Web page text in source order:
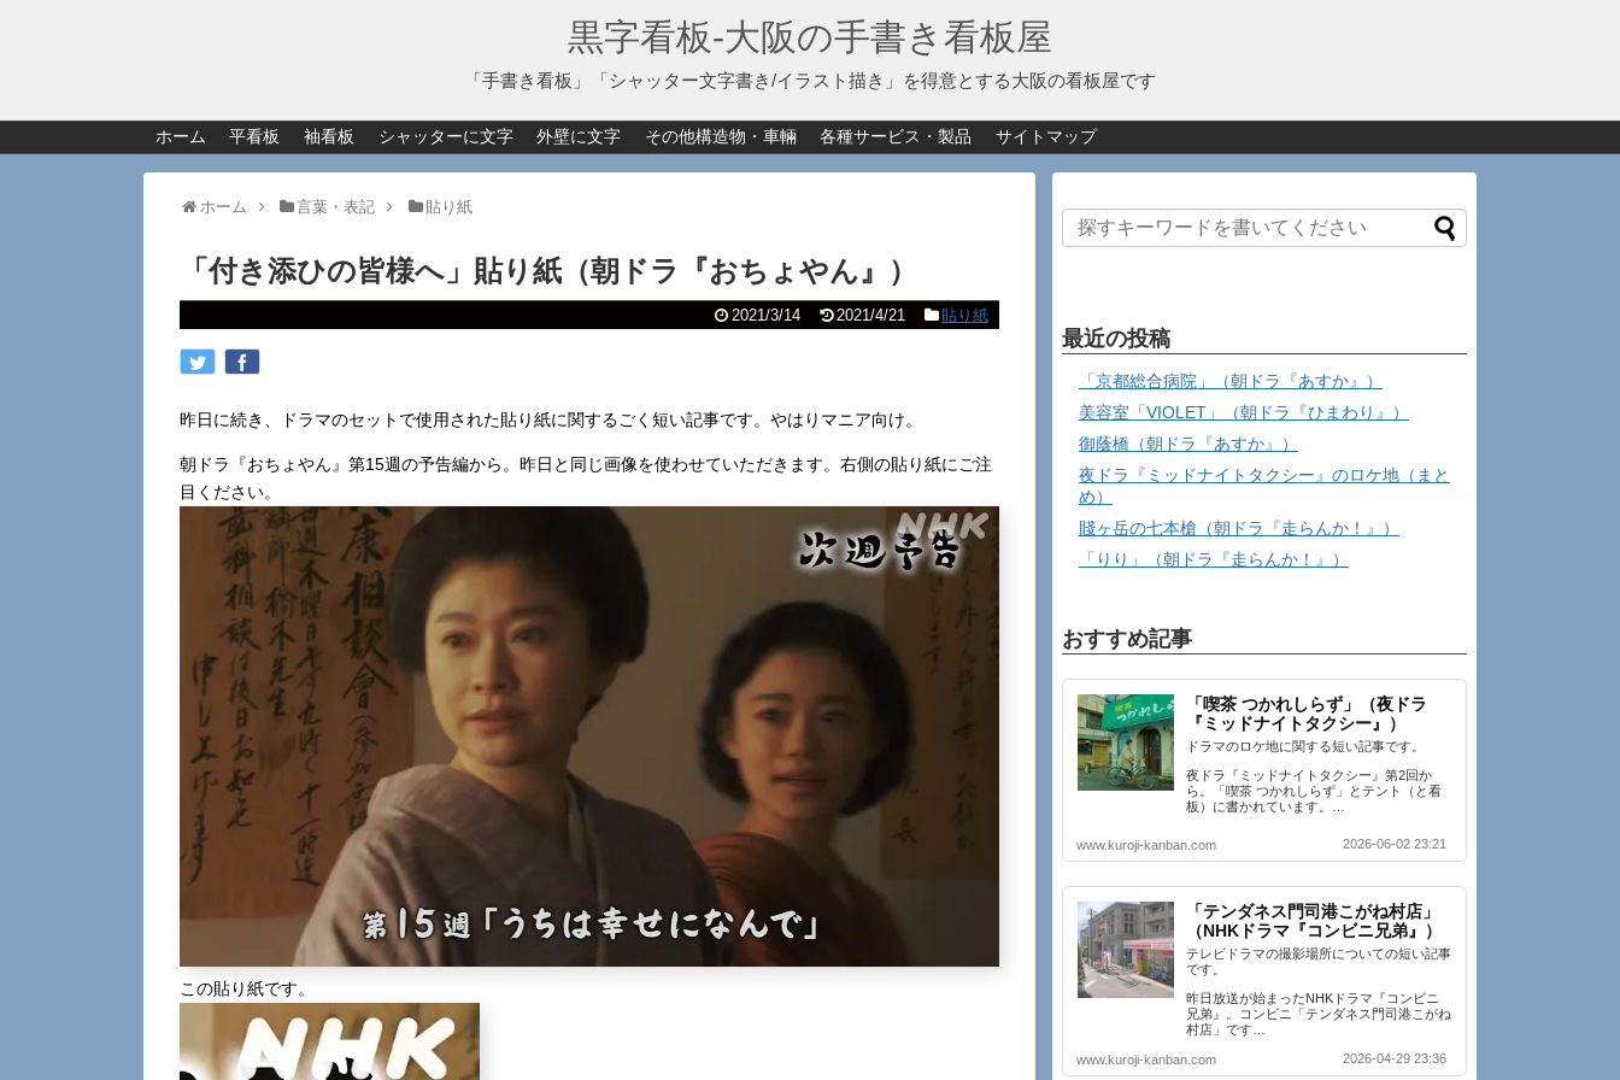
黒字看板‐大阪の手書き看板屋
「手書き看板」「シャッター文字書き/イラスト描き」を得意とする大阪の看板屋です
ホーム 平看板 袖看板 シャッターに文字 外壁に文字 その他構造物・車輛 各種サービス・製品 サイトマップ
ホーム 言葉・表記 貼り紙
「付き添ひの皆様へ」貼り紙（朝ドラ『おちょやん』）
2021/3/14 2021/4/21 貼り紙
昨日に続き、ドラマのセットで使用された貼り紙に関するごく短い記事です。やはりマニア向け。
朝ドラ『おちょやん』第15週の予告編から。昨日と同じ画像を使わせていただきます。右側の貼り紙にご注
目ください。
この貼り紙です。
最近の投稿
「京都総合病院」（朝ドラ『あすか』）
美容室「VIOLET」（朝ドラ『ひまわり』）
御蔭橋（朝ドラ『あすか』）
夜ドラ『ミッドナイトタクシー』のロケ地（まと
め）
賤ヶ岳の七本槍（朝ドラ『走らんか！』）
「りり」（朝ドラ『走らんか！』）
おすすめ記事
「喫茶 つかれしらず」（夜ドラ
『ミッドナイトタクシー』）
ドラマのロケ地に関する短い記事です。
夜ドラ『ミッドナイトタクシー』第2回か
ら。「喫茶 つかれしらず」とテント（と看
板）に書かれています。…
www.kuroji-kanban.com 2026-06-02 23:21
「テンダネス門司港こがね村店」
（NHKドラマ『コンビニ兄弟』）
テレビドラマの撮影場所についての短い記事
です。
昨日放送が始まったNHKドラマ『コンビニ
兄弟』。コンビニ「テンダネス門司港こがね
村店」です…
www.kuroji-kanban.com 2026-04-29 23:36